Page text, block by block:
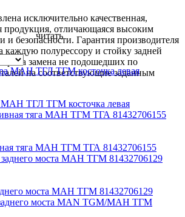
исключительно качественная,
продукция, отличающаяся высоким
и безопасности. Гарантия производителя
каждую полурессору и стойку задней
замена не подошедших по
на соответствующие заданным
читать
МАН ТГЛ ТГМ косточка левая
тяга МАН ТГМ ТГА 81432706155
моста МАН ТГМ 81432706129